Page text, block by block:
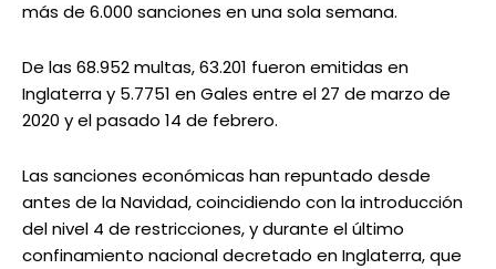
más de 6.000 sanciones en una sola semana.
De las 68.952 multas, 63.201 fueron emitidas en
Inglaterra y 5.7751 en Gales entre el 27 de marzo de
2020 y el pasado 14 de febrero.
Las sanciones económicas han repuntado desde
antes de la Navidad, coincidiendo con la introducción
del nivel 4 de restricciones, y durante el último
confinamiento nacional decretado en Inglaterra, que